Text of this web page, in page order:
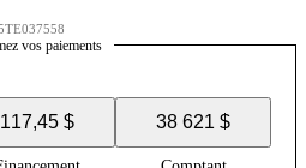
vos paiements
117,45 $ 38 621 $